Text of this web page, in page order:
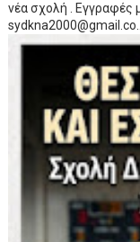
νέα σχολή . Εγγραφές
sydkna2000@gmail.co...